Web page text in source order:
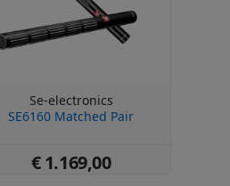
Se-electronics
SE6160 Matched Pair
€ 1.169,00